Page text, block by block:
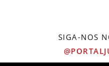
SIGA-NOS